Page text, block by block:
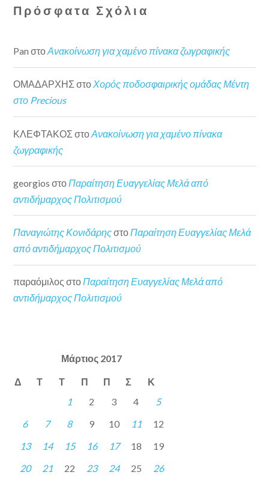
Πρόσφατα Σχόλια
Pan στοΑνακοίνωση για χαμένο πίνακα ζωγραφικής
ΟΜΑΔΑΡΧΗΣ στοΧορός ποδοσφαιρικής ομάδας Μέντη
στο Precious
ΚΛΕΦΤΑΚΟΣ στοΑνακοίνωση για χαμένο πίνακα
ζωγραφικής
georgios στο Παραίτηση Ευαγγελίας Μελά από
αντιδήμαρχος Πολιτισμού
Παναγιώτης ΚονιδάρηςστοΠαραίτηση Ευαγγελίας Μελά
από αντιδήμαρχος Πολιτισμού
παραόμιλος στοΠαραίτηση Ευαγγελίας Μελά από
αντιδήμαρχος Πολιτισμού
Μάρτιος 2017
Δ Τ Τ Π Π Σ Κ
1 2 3 4
5
6
7 8 9 10 11
12
13
14 15 16 17 18
19
20
21 22 23 24 25
26